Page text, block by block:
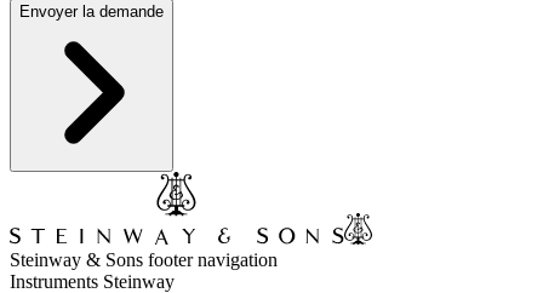
Envoyer la demande
Steinway & Sons footer navigation
Instruments Steinway